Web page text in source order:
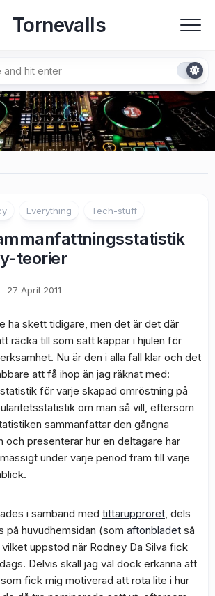
Tornevalls
Everything Tech-stuff
teorier
27 April 2011
ha skett tidigare, men det är det där
räcka till som satt käppar i hjulen för
Nu är den i alla fall klar och det
att få ihop än jag räknat med:
för varje skapad omröstning på
om man så vill, eftersom
sammanfattar den gångna
och presenterar hur en deltagare har
under varje period fram till varje
i samband med tittarupproret, dels
på huvudhemsidan (som aftonbladet så
uppstod när Rodney Da Silva fick
Delvis skall jag väl dock erkänna att
fick mig motiverad att rota lite i hur